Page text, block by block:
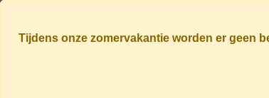
Tijdens onze zomervakantie worden er geen